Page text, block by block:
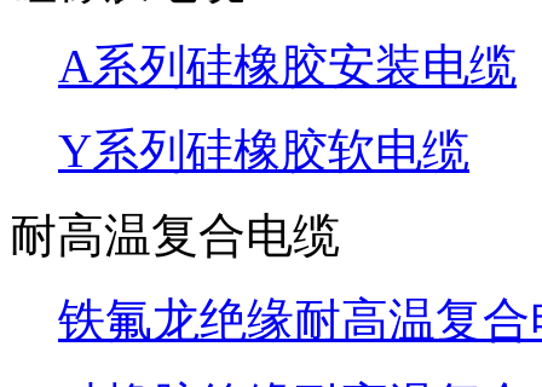
A系列硅橡胶安装电缆
Y系列硅橡胶软电缆
耐高温复合电缆
铁氟龙绝缘耐高温复合